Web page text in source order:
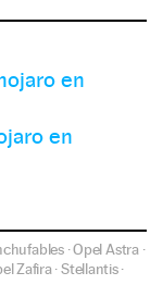
en
en
·Opel Astra·
Zafira·Stellantis·